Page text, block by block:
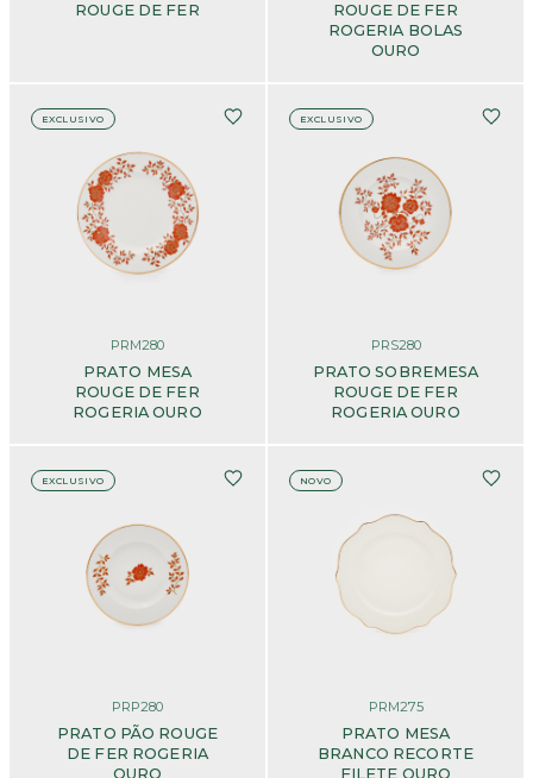
ROUGE DE FER
ROUGE DE FER
ROGERIA BOLAS
OURO
EXCLUSIVO
PRM280
PRATO MESA
ROUGE DE FER
ROGERIA OURO
EXCLUSIVO
PRS280
PRATO SOBREMESA
ROUGE DE FER
ROGERIA OURO
EXCLUSIVO
PRP280
PRATO PÃO ROUGE
DE FER ROGERIA
OURO
NOVO
PRM275
PRATO MESA
BRANCO RECORTE
FILETE OURO